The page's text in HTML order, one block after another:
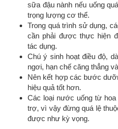
sữa đậu nành nếu uống
trọng lượng cơ thể.
Trong quá trình sử dụng,
cần phải được thực hiện
tác dụng.
Chú ý sinh hoạt điều độ,
ngơi, hạn chế căng thẳng
Nên kết hợp các bước
hiệu quả tốt hơn.
Các loại nước uống từ
trợ, vì vậy đừng quá lệ
được như kỳ vọng.